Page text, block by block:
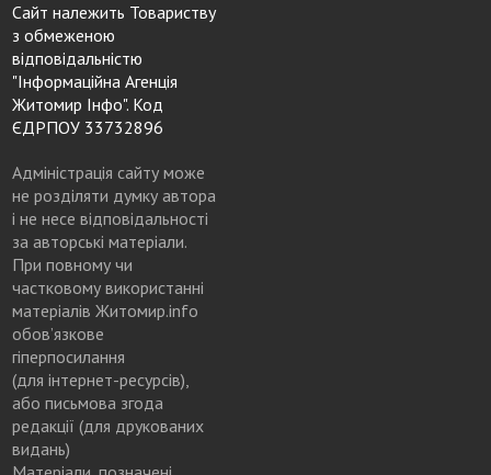
Сайт належить Товариству
з обмеженою
відповідальністю
"Інформаційна Агенція
Житомир Інфо". Код
ЄДРПОУ 33732896
Адміністрація сайту може
не розділяти думку автора
і не несе відповідальності
за авторські матеріали.
При повному чи
частковому використанні
матеріалів Житомир.info
обов’язкове
гіперпосилання
(для інтернет-ресурсів),
або письмова згода
редакції (для друкованих
видань)